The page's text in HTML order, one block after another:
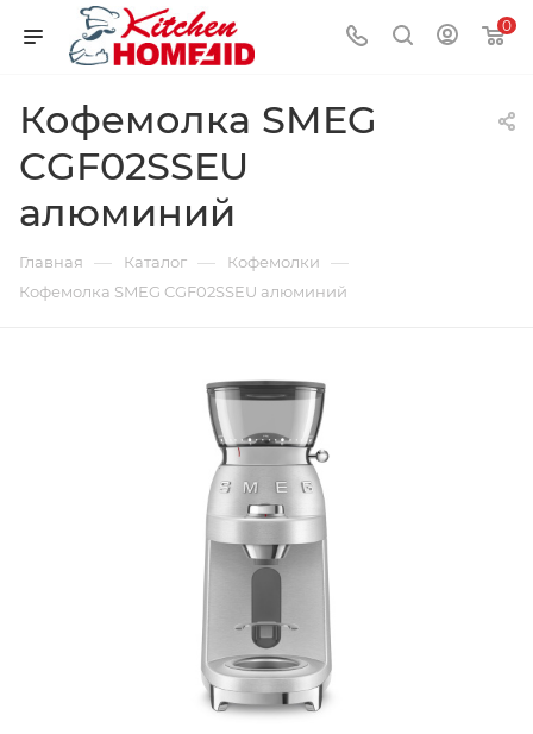
0
Кофемолка SMEG
CGF02SSEU
алюминий
Главная — Каталог — Кофемолки —
Кофемолка SMEG CGF02SSEU алюминий